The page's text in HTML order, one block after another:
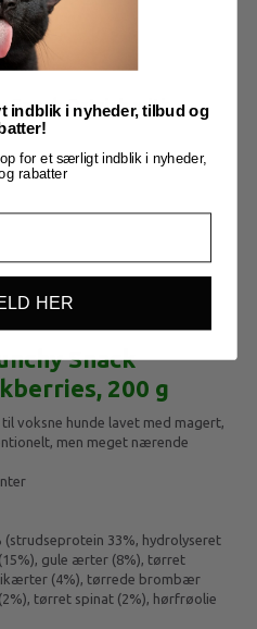
Snack Ostrich with
Snack
200 g
voksne hunde lavet med magert,
men meget nærende
(strudseprotein 33%, hydrolyseret
gule ærter (8%), tørret
(4%), tørrede brombær
tørret spinat (2%), hørfrøolie
indblik i nyheder, tilbud og
for et særligt indblik i nyheder,
rabatter
HER